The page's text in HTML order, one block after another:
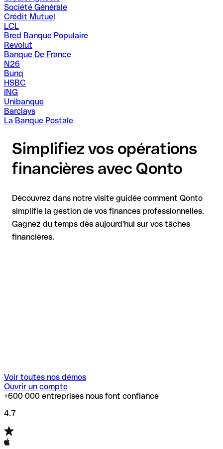
Société Générale
Crédit Mutuel
LCL
Bred Banque Populaire
Revolut
Banque De France
N26
Bunq
HSBC
ING
Unibanque
Barclays
La Banque Postale
Simplifiez vos opérations
financières avec Qonto
Découvrez dans notre visite guidée comment Qonto
simplifie la gestion de vos finances professionnelles.
Gagnez du temps dès aujourd'hui sur vos tâches
financières.
Voir toutes nos démos
Ouvrir un compte
+600 000 entreprises nous font confiance
4.7